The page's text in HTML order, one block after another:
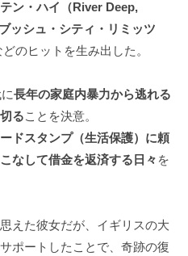
ン・ハイ（River Deep,
ッシュ・シティ・リミッツ
どのヒットを生み出した。
長年の家庭内暴力から逃れる
ることを決意。
ドスタンプ（生活保護）に頼
なして借金を返済する日々 を
えた彼女だが、イギリスの大
ポートしたことで、奇跡の復